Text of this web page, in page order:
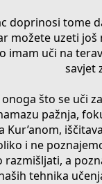
doprinosi tome
možete uzeti
imam uči na
savjet
što se uči
pažnja,
i ne
a
tehnika